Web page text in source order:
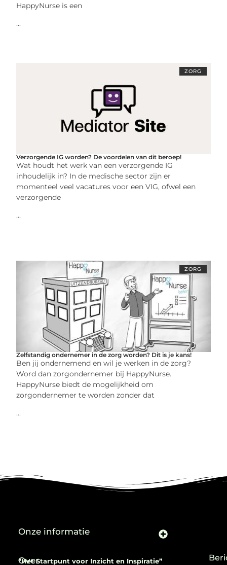
HappyNurse is een
...
ZORG
Verzorgende IG worden? De voordelen van dit beroep!
Wat houdt het werk van een verzorgende IG
inhoudelijk in? In de medische sector zijn er
momenteel veel vacatures voor een VIG, ofwel een
verzorgende
...
ZORG
Zelfstandig ondernemer in de zorg worden? Dit is je kans!
Ben jij ondernemend en wil je werken in de zorg?
Word dan zorgondernemer bij HappyNurse.
HappyNurse biedt de mogelijkheid om
zorgondernemer te worden zonder dat
...
Over
“Het Startpunt voor Inzicht en Inspiratie”
Onze informatie